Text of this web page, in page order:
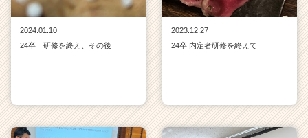
2024.01.10
24卒 研修を終え、その後
2023.12.27
24卒 内定者研修を終えて